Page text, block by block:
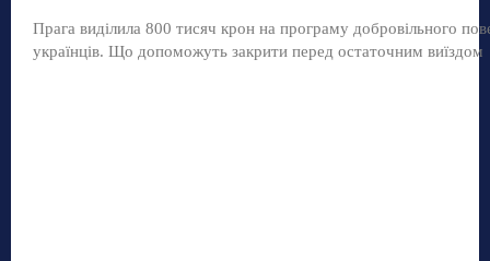
Прага виділила 800 тисяч крон на програму добровільного
українців. Що допоможуть закрити перед остаточним виїздом